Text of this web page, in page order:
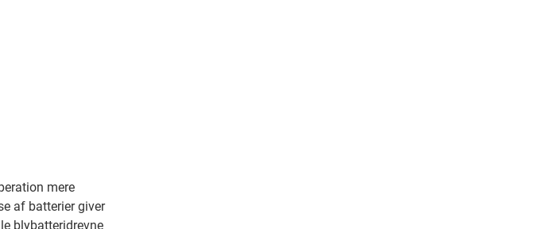
mere
af batterier giver
blybatteridrevne